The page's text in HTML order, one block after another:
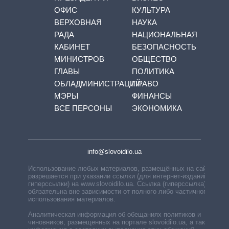
ОФИС
ВЕРХОВНАЯ
РАДА
КАБИНЕТ
МИНИСТРОВ
ГЛАВЫ
ОБЛАДМИНИСТРАЦИЙ
МЭРЫ
ВСЕ ПЕРСОНЫ
КУЛЬТУРА
НАУКА
НАЦИОНАЛЬНАЯ
БЕЗОПАСНОСТЬ
ОБЩЕСТВО
ПОЛИТИКА
ПРАВО
ФИНАНСЫ
ЭКОНОМИКА
info@slovoidilo.ua
Использование любых материалов, размещённых на сайте,
разрешается при указании ссылки (для интернет-изданий —
гиперссылки) на www.slovoidilo.ua. Ссылка (гиперссылка)
обязательна вне зависимости от полного либо частичного
использования материалов.
Аналитическая информация об обещаниях политиков и
чиновников, размещенных на портале slovoidilo.ua, а также